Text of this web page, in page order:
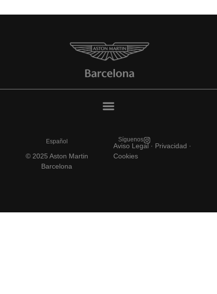
Español
© 2025 Aston Martin
Barcelona
Síguenos
Aviso Legal· Privacidad ·
Cookies